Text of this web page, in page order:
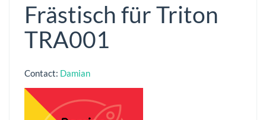
Frästisch für Triton
TRA001
Contact: Damian